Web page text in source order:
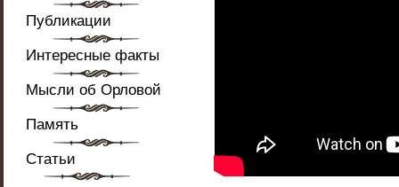
Публикации
Интересные факты
Мысли об Орловой
Память
Статьи